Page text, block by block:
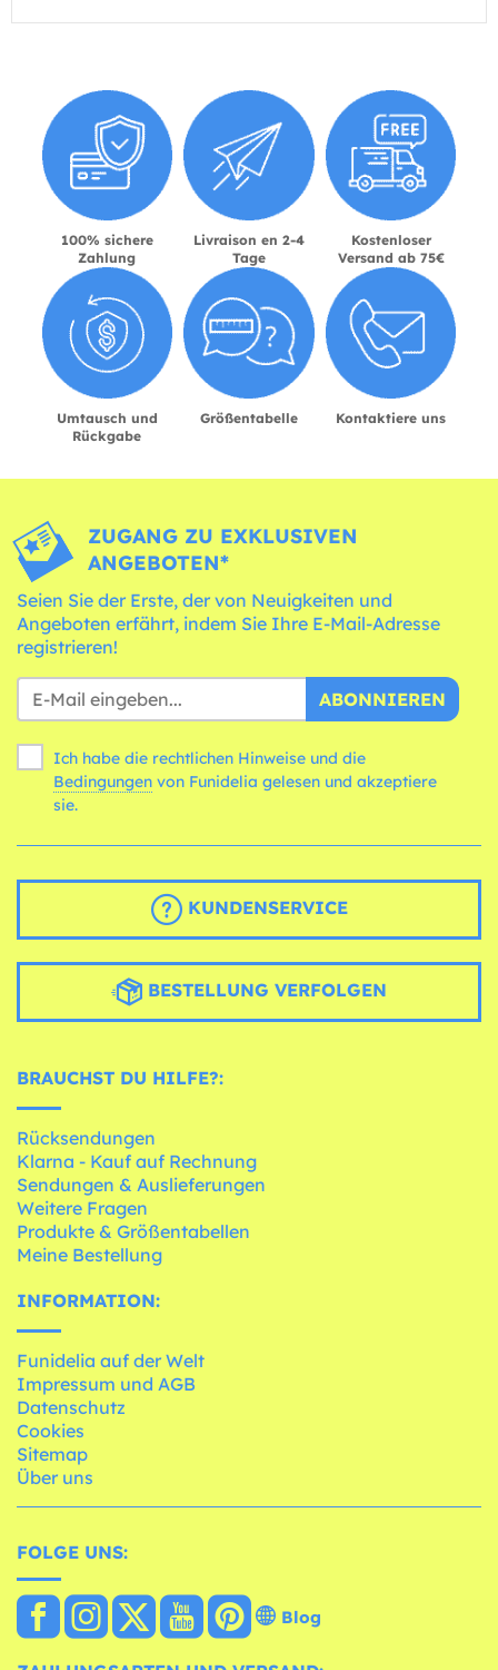
100% sichere
Zahlung
Livraison en 2-4
Tage
Kostenloser
Versand ab 75€
Umtausch und
Rückgabe
Größentabelle Kontaktiere uns
ZUGANG ZU EXKLUSIVEN
ANGEBOTEN*
Seien Sie der Erste, der von Neuigkeiten und
Angeboten erfährt, indem Sie Ihre E-Mail-Adresse
registrieren!
ABONNIEREN
Ich habe die rechtlichen Hinweise und die
Bedingungen
sie.
KUNDENSERVICE
BESTELLUNG VERFOLGEN
BRAUCHST DU HILFE?:
Rücksendungen
Klarna - Kauf auf Rechnung
Sendungen & Auslieferungen
Weitere Fragen
Produkte & Größentabellen
Meine Bestellung
INFORMATION:
Funidelia auf der Welt
Impressum und AGB
Datenschutz
Cookies
Sitemap
Über uns
FOLGE UNS:
Blog